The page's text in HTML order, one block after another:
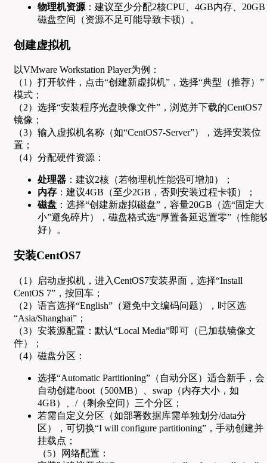
物理机资源 ：建议至少分配2核CPU、4GB内存、20GB
磁盘空间（资源不足可能导致卡顿）。
创建虚拟机
以VMware Workstation Player为例：
（1）打开软件，点击“创建新虚拟机”，选择“典型（推荐）”
模式；
（2）选择“安装程序光盘映像文件”，浏览并下载的CentOS7
镜像；
（3）输入虚拟机名称（如“CentOS7-Server”），选择安装位
置；
（4）分配硬件资源：
处理器 ：建议2核（若物理机性能强可增加）；
内存 ：建议4GB（至少2GB，否则安装过程卡顿）；
磁盘 ：选择“创建新虚拟磁盘”，容量20GB（选“固定大
小”避免碎片），磁盘格式选“厚置备延迟置零”（性能
好）。
安装CentOS7
（1）启动虚拟机，进入CentOS7安装界面，选择“Install
CentOS 7”，按回车；
（2）语言选择“English”（避免中文编码问题），时区选
“Asia/Shanghai”；
（3）安装源配置：默认“Local Media”即可（已加载镜像文
件）；
（4）磁盘分区：
选择“Automatic Partitioning”（自动分区）适合新手，会
自动创建/boot（500MB）、swap（内存大小，如
4GB）、/（剩余空间）三个分区；
若需自定义分区（如部署数据库需单独划分/data分
区），可切换“I will configure partitioning”，手动创建并
挂载点；
（5）网络配置：